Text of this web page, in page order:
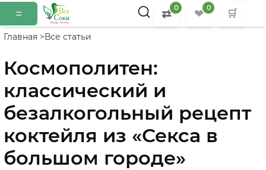
= ⇄ 0 ❤ 0 🛒
Главная >Все статьи
Космополитен:
классический и
безалкогольный рецепт
коктейля из «Секса в
большом городе»